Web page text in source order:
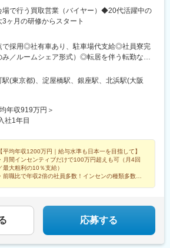
場で行う買取営業（バイヤー）◆20代活躍中の
ヶ月の研修からスタート
採用◎社有車あり、駐車場代支給◎社員寮完
／ルームシェア形式）◎転居を伴う転勤なし※
張あり（最長1ヶ月）■全国の催事会場での勤
終了後はMTGのため各拠点へのオフィス出勤
会場は一都三県と大阪・兵庫を中心に、北海
しており、基本的には直行直帰スタイルです。
張）に関してはご相談のうえ、本人同意のもと
東京拠点東京都台東区■大阪拠点大阪府大阪
・北海道・宮城県（仙台エリア）・群馬県・新
エリア）・愛知県・長野県・岐阜県・広島
一部含む）・熊本県（福岡県一部含む）・沖
(東京都)、淀屋橋駅、銀座駅、北浜駅(大阪
年収919万円＞
社1年目
【平均年収1200万円｜給与水準も日本一を目指して】
・月間インセンティブだけで100万円超えも可（月4回
最大粗利の10％支給）
・前職比で年収2倍の社員多数！インセンの種類多数
応募する